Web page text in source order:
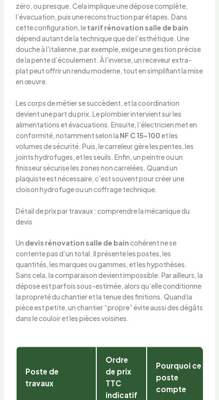
zéro, ou presque. Cela implique une dépose complète,
l’évacuation, puis une reconstruction par étapes. Dans
cette configuration, letarif rénovation salle de bain
dépend autant de la technique que de l’esthétique. Une
douche à l’italienne, par exemple, exige une gestion précise
de la pente d’écoulement. À l’inverse, un receveur extra-
plat peut offrir un rendu moderne, tout en simplifiant la mise
en œuvre.
Les corps de métier se succèdent, et la coordination
devient une part du prix. Le plombier intervient sur les
alimentations et évacuations. Ensuite, l’électricien met en
conformité, notamment selon la NF C 15-100et les
volumes de sécurité. Puis, le carreleur gère les pentes, les
joints hydrofuges, et les seuils. Enfin, un peintre ou un
finisseur sécurise les zones non carrelées. Quand un
plaquiste est nécessaire, c’est souvent pour créer une
cloison hydrofuge ou un coffrage technique.
Détail de prix par travaux : comprendre la mécanique du
devis
Un devis rénovation salle de baincohérent ne se
contente pas d’un total. Il présente les postes, les
quantités, les marques ou gammes, et les hypothèses.
Sans cela, la comparaison devient impossible. Par ailleurs, la
dépose est parfois sous-estimée, alors qu’elle conditionne
la propreté du chantier et la tenue des finitions. Quand la
pièce est petite, un chantier “propre” évite aussi des dégâts
dans le couloir et les pièces voisines.
Poste de
travaux
Ordre
de prix
TTC
indicatif
Pourquoi ce
poste
compte